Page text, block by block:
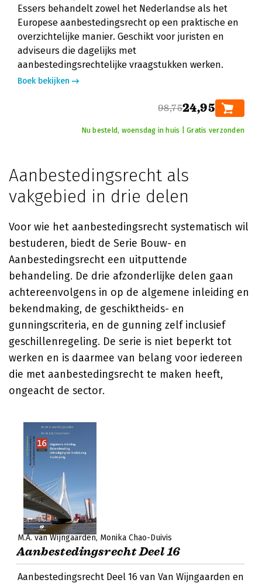
Essers behandelt zowel het Nederlandse als het
Europese aanbestedingsrecht op een praktische en
overzichtelijke manier. Geschikt voor juristen en
adviseurs die dagelijks met
aanbestedingsrechtelijke vraagstukken werken.
Boek bekijken
98,7524,95
Nu besteld, woensdag in huis | Gratis verzonden
Aanbestedingsrecht als
vakgebied in drie delen
Voor wie het aanbestedingsrecht systematisch wil
bestuderen, biedt de Serie Bouw- en
Aanbestedingsrecht een uitputtende
behandeling. De drie afzonderlijke delen gaan
achtereenvolgens in op de algemene inleiding en
bekendmaking, de geschiktheids- en
gunningscriteria, en de gunning zelf inclusief
geschillenregeling. De serie is niet beperkt tot
werken en is daarmee van belang voor iedereen
die met aanbestedingsrecht te maken heeft,
ongeacht de sector.
M.A. van Wijngaarden Monika Chao-Duivis
Aanbestedingsrecht Deel 16
Aanbestedingsrecht Deel 16 van Van Wijngaarden en